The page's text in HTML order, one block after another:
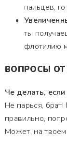
пальцев,
ты
флотилию
ВОПРОСЫ
Че делать,
Не парься,
правильно,
Может, на твоем